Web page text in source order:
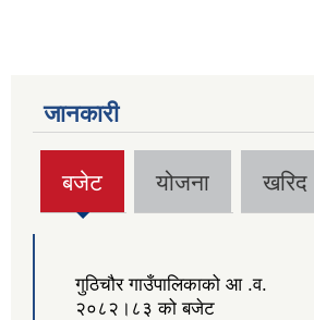
जानकारी
बजेट
(active
tab)
योजना खरिद
गुठिचौर गाउँपालिकाको आ .व.
२०८२।८३ को बजेट